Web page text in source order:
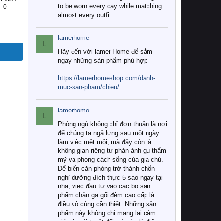
0
to be worn every day while matching
almost every outfit.
L
lamerhome
Hãy đến với lamer Home để sắm
ngay những sản phẩm phù hợp
https://lamerhomeshop.com/danh-
muc-san-pham/chieu/
L
lamerhome
Phòng ngủ không chỉ đơn thuần là nơi
để chúng ta ngả lưng sau một ngày
làm việc mệt mỏi, mà đây còn là
không gian riêng tư phản ánh gu thẩm
mỹ và phong cách sống của gia chủ.
Để biến căn phòng trở thành chốn
nghỉ dưỡng đích thực 5 sao ngay tại
nhà, việc đầu tư vào các bộ sản
phẩm chăn ga gối đệm cao cấp là
điều vô cùng cần thiết. Những sản
phẩm này không chỉ mang lại cảm